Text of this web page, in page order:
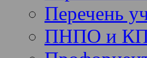
Перечень
ПНПО и